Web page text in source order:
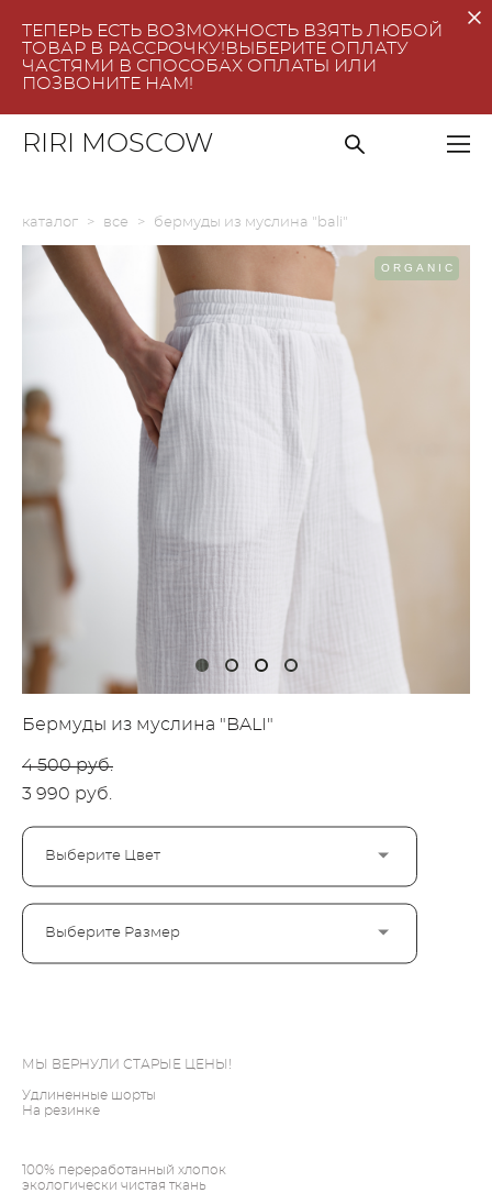
ТЕПЕРЬ ЕСТЬ ВОЗМОЖНОСТЬ ВЗЯТЬ ЛЮБОЙ
ТОВАР В РАССРОЧКУ!ВЫБЕРИТЕ ОПЛАТУ
ЧАСТЯМИ В СПОСОБАХ ОПЛАТЫ ИЛИ
ПОЗВОНИТЕ НАМ!
RIRI MOSCOW
каталог > все > бермуды из муслина "bali"
ORGANIC
Бермуды из муслина "BALI"
4 500 pуб.
3 990 pуб.
Выберите Цвет
Выберите Размер
МЫ ВЕРНУЛИ СТАРЫЕ ЦЕНЫ!
Удлиненные шорты
На резинке
100% переработанный хлопок
экологически чистая ткань